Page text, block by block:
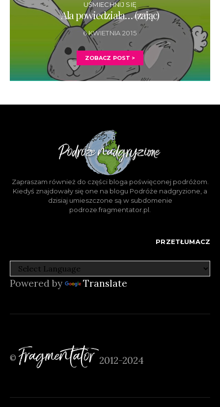
UŚMIECHNIJ SIĘ
Ala powiedziała… (zając)
6 KWIETNIA 2015
ZOBACZ POST >
Zapraszam również do części bloga poświęconej podróżom.
Kiedyś znajdowały się one na blogu Podróże nadgryzione, a
dzisiaj umieszczone są w subdomenie
podroze.fragmentator.pl.
PRZETŁUMACZ
Powered by Translate
© Fragmentator 2012-2024